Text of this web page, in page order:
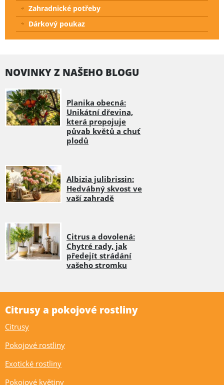
Zahradnické potřeby
Dárkový poukaz
NOVINKY Z NAŠEHO BLOGU
Planika obecná:
Unikátní dřevina,
která propojuje
půvab květů a chuť
plodů
Albizia julibrissin:
Hedvábný skvost ve
vaší zahradě
Citrus a dovolená:
Chytré rady, jak
předejít strádání
vašeho stromku
Citrusy a pokojové rostliny
Citrusy
Pokojové rostliny
Exotické rostliny
Pokojové květiny